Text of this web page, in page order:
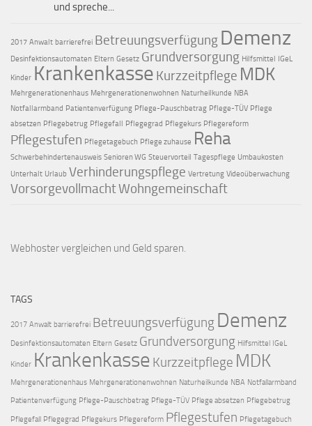
und spreche...
2017 Anwalt barrierefrei Betreuungsverfügung Demenz
Desinfektionsautomaten Eltern Gesetz Grundversorgung Hilfsmittel IGeL
Kinder Krankenkasse Kurzzeitpflege MDK
Mehrgenerationenhaus Mehrgenerationenwohnen Naturheilkunde NBA
Notfallarmband Patientenverfügung Pflege-Pauschbetrag Pflege-TÜV Pflege
absetzen Pflegebetrug Pflegefall Pflegegrad Pflegekurs Pflegereform
Pflegestufen Pflegetagebuch Pflege zuhause Reha
Schwerbehindertenausweis Senioren WG Steuervorteil Tagespflege Umbaukosten
Unterhalt Urlaub Verhinderungspflege Vertretung Videoüberwachung
VorsorgevollmachtWohngemeinschaft
Webhoster vergleichen und Geld sparen.
TAGS
2017 Anwalt barrierefrei Betreuungsverfügung Demenz
Desinfektionsautomaten Eltern Gesetz Grundversorgung Hilfsmittel IGeL
Kinder Krankenkasse Kurzzeitpflege MDK
Mehrgenerationenhaus Mehrgenerationenwohnen Naturheilkunde NBA Notfallarmband
Patientenverfügung Pflege-Pauschbetrag Pflege-TÜV Pflege absetzen Pflegebetrug
Pflegefall Pflegegrad Pflegekurs Pflegereform Pflegestufen Pflegetagebuch